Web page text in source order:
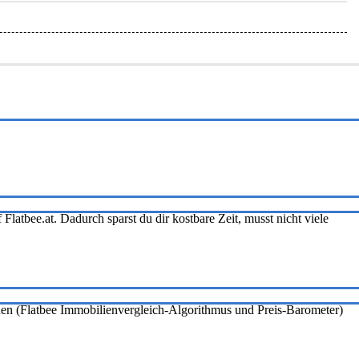
Dadurch sparst du dir kostbare Zeit, musst nicht viele
(Flatbee Immobilienvergleich-Algorithmus und Preis-Barometer)